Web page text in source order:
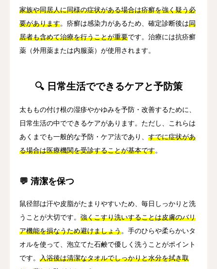
家族や同居人に同様の症状がある場合は疥癬を強く疑う必
要があります。疥癬は感染力があるため、確定診断後は同
居者も含めて治療を行うことが重要です。治療には抗疥癬
薬（外用薬または内服薬）が使用されます。
🔍 日常生活でできるケアと予防策
太ももの付け根の湿疹やかゆみを予防・改善するために、
日常生活の中でできるケアがあります。ただし、これらは
あくまでも一般的な予防・ケア法であり、 すでに症状があ
る場合は医療機関を受診することが基本です。
💬 清潔を保つ
鼠径部は汗や皮脂がたまりやすいため、毎日しっかりと洗
うことが大切です。 強くこすり洗いすることは皮膚のバリ
ア機能を損なうため避けましょう。手のひらや柔らかいタ
オルを使って、泡立てた石鹸で優しく洗うことがポイント
です。 入浴後は清潔なタオルでしっかりと水分を拭き取